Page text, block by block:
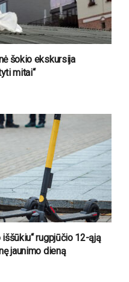
šokio ekskursija
mitai“
iššūkiu“ rugpjūčio 12-ąją
jaunimo dieną